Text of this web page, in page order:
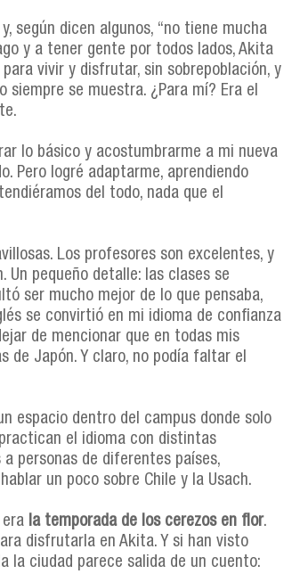
según dicen algunos, “no tiene mucha
y a tener gente por todos lados, Akita
vivir y disfrutar, sin sobrepoblación, y
se muestra. ¿Para mí? Era el
lo básico y acostumbrarme a mi nueva
Pero logré adaptarme, aprendiendo
del todo, nada que el
Los profesores son excelentes, y
pequeño detalle: las clases se
ser mucho mejor de lo que pensaba,
se convirtió en mi idioma de confianza
de mencionar que en todas mis
de Japón. Y claro, no podía faltar el
espacio dentro del campus donde solo
el idioma con distintas
personas de diferentes países,
un poco sobre Chile y la Usach.
la temporada de los cerezos en flor.
disfrutarla en Akita. Y si han visto
la ciudad parece salida de un cuento: